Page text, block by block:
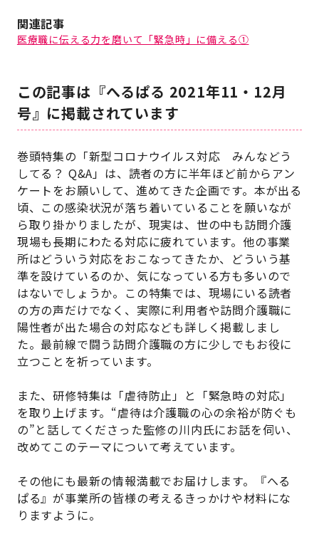
関連記事
医療職に伝える力を磨いて「緊急時」に備える①
この記事は『へるぱる 2021年11・12月
号』に掲載されています
巻頭特集の「新型コロナウイルス対応 みんなどう
してる？ Q&A」は、読者の方に半年ほど前からアン
ケートをお願いして、進めてきた企画です。本が出る
頃、この感染状況が落ち着いていることを願いなが
ら取り掛かりましたが、現実は、世の中も訪問介護
現場も長期にわたる対応に疲れています。他の事業
所はどういう対応をおこなってきたか、どういう基
準を設けているのか、気になっている方も多いので
はないでしょうか。この特集では、現場にいる読者
の方の声だけでなく、実際に利用者や訪問介護職に
陽性者が出た場合の対応なども詳しく掲載しまし
た。最前線で闘う訪問介護職の方に少しでもお役に
立つことを祈っています。
また、研修特集は「虐待防止」と「緊急時の対応」
を取り上げます。“虐待は介護職の心の余裕が防ぐも
の”と話してくださった監修の川内氏にお話を伺い、
改めてこのテーマについて考えています。
その他にも最新の情報満載でお届けします。『へる
ぱる』が事業所の皆様の考えるきっかけや材料にな
りますように。